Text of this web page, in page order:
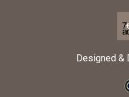
Designed &